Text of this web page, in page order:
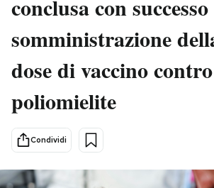
Politica
Tecnologia
Scienza
Cultura
Sport
Storie/
Ok
Media
conclusa con
somministrazione
dose di vaccino
poliomielite
Condividi